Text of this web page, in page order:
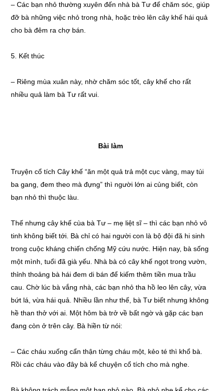
– Các bạn nhỏ thường xuyên đến nhà bà Tư để chăm sóc, giúp
đỡ bà những việc nhỏ trong nhà, hoặc trèo lên cây khế hái quả
cho bà đêm ra chợ bán.
5. Kết thúc
– Riêng mùa xuân này, nhờ chăm sóc tốt, cây khế cho rất
nhiều quả làm bà Tư rất vui.
Bài làm
Truyện cổ tích Cây khế “ăn một quả trả một cục vàng, may túi
ba gang, đem theo mà đựng” thì người lớn ai củng biết, còn
bạn nhỏ thì thuộc làu.
Thế nhưng cây khế cùa bà Tư – mẹ liệt sĩ – thì các bạn nhỏ vô
tinh không biết tới. Bà chỉ có hai người con là bộ đội đă hi sinh
trong cuộc kháng chiến chống Mỹ cứu nước. Hiện nay, bà sống
một mình, tuổi đã già yếu. Nhà bà có cây khế ngọt trong vườn,
thỉnh thoảng bà hái đem di bán để kiếm thêm tiền mua trầu
cau. Chờ lúc bà vắng nhà, các bạn nhỏ tha hồ leo lên cây, vừa
bứt lá, vừa hái quả. Nhiều lần như thế, bà Tư biết nhưng không
hề than thở với ai. Một hôm bà trở về bất ngờ và gặp các bạn
đang còn ở trên cây. Bà hiền từ nói:
– Các cháu xuống cẩn thận từng cháu một, kẻo té thì khổ bà.
Rồi các cháu vào đây bà kể chuyện cổ tích cho mà nghe.